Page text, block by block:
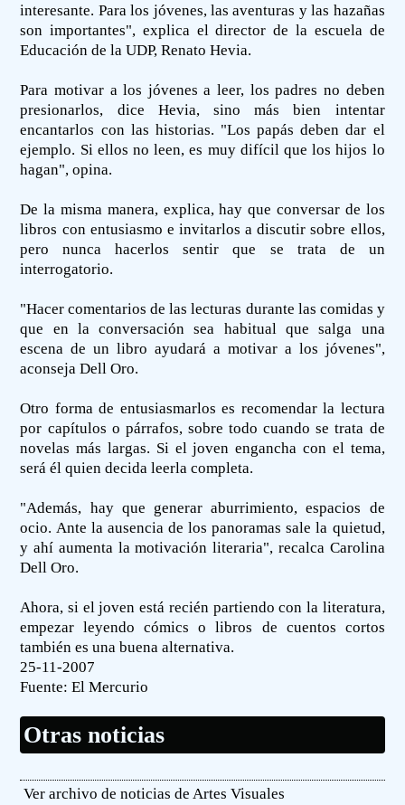
interesante. Para los jóvenes, las aventuras y las hazañas
son importantes", explica el director de la escuela de
Educación de la UDP, Renato Hevia.
Para motivar a los jóvenes a leer, los padres no deben
presionarlos, dice Hevia, sino más bien intentar
encantarlos con las historias. "Los papás deben dar el
ejemplo. Si ellos no leen, es muy difícil que los hijos lo
hagan", opina.
De la misma manera, explica, hay que conversar de los
libros con entusiasmo e invitarlos a discutir sobre ellos,
pero nunca hacerlos sentir que se trata de un
interrogatorio.
"Hacer comentarios de las lecturas durante las comidas y
que en la conversación sea habitual que salga una
escena de un libro ayudará a motivar a los jóvenes",
aconseja Dell Oro.
Otro forma de entusiasmarlos es recomendar la lectura
por capítulos o párrafos, sobre todo cuando se trata de
novelas más largas. Si el joven engancha con el tema,
será él quien decida leerla completa.
"Además, hay que generar aburrimiento, espacios de
ocio. Ante la ausencia de los panoramas sale la quietud,
y ahí aumenta la motivación literaria", recalca Carolina
Dell Oro.
Ahora, si el joven está recién partiendo con la literatura,
empezar leyendo cómics o libros de cuentos cortos
también es una buena alternativa.
25-11-2007
Fuente:El Mercurio
Otras noticias
Ver archivo de noticias de Artes Visuales